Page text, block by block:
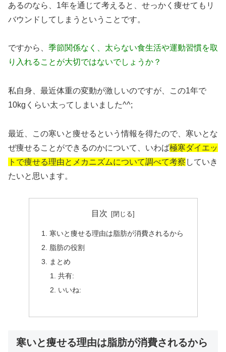
あるのなら、1年を通じて考えると、せっかく痩せてもリ
バウンドしてしまうということです。
ですから、 季節関係なく、太らない食生活や運動習慣を取
り入れることが大切ではないでしょうか？
私自身、最近体重の変動が激しいのですが、この1年で
10kgくらい太ってしまいました^^;
最近、この寒いと痩せるという情報を得たので、寒いとな
ぜ痩せることができるのかについて、いわば極寒ダイエッ
トで痩せる理由とメカニズムについて調べて考察 していき
たいと思います。
目次
寒いと痩せる理由は脂肪が消費されるから
脂肪の役割
まとめ
共有:
いいね:
寒いと痩せる理由は脂肪が消費されるから